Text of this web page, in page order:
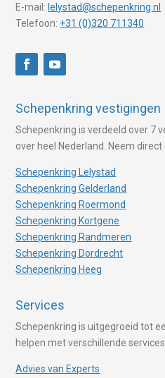
E-mail: lelystad@schepenkring.nl
Telefoon: +31 (0)320 711340
Schepenkring vestigingen
Schepenkring is verdeeld over 7
over heel Nederland. Neem
Schepenkring Lelystad
Schepenkring Gelderland
Schepenkring Roermond
Schepenkring Kortgene
Schepenkring Randmeren
Schepenkring Dordrecht
Schepenkring Heeg
Services
Schepenkring is uitgegroeid tot
helpen met verschillende
Advies van Experts